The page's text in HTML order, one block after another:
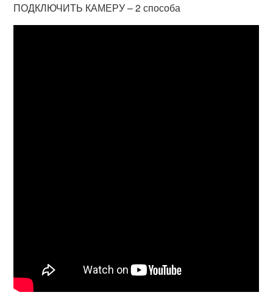
ПОДКЛЮЧИТЬ КАМЕРУ – 2 способа